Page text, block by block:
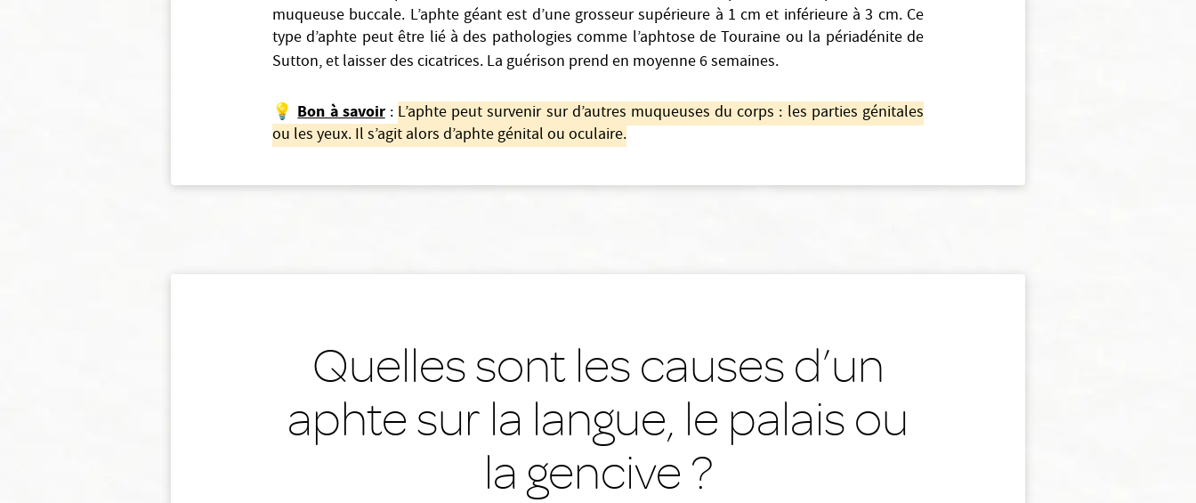
muqueuse buccale. L’aphte géant est d’une grosseur supérieure à 1 cm et inférieure à 3 cm. Ce
type d’aphte peut être lié à des pathologies comme l’aphtose de Touraine ou la périadénite de
Sutton, et laisser des cicatrices. La guérison prend en moyenne 6 semaines.
💡Bon à savoir: L’aphte peut survenir sur d’autres muqueuses du corps : les parties génitales
ou les yeux. Il s’agit alors d’aphte génital ou oculaire.
Quelles sont les causes d’un
aphte sur la langue, le palais ou
la gencive ?